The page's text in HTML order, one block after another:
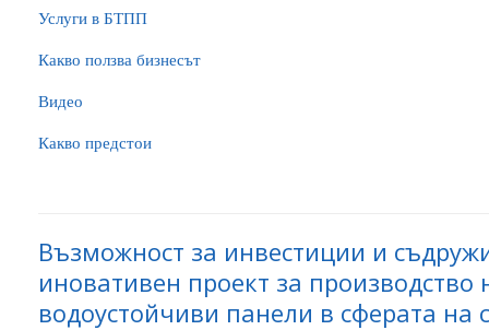
Услуги в БТПП
Какво ползва бизнесът
Видео
Какво предстои
Възможност за инвестиции и
иновативен проект за
водоустойчиви панели в сферата на